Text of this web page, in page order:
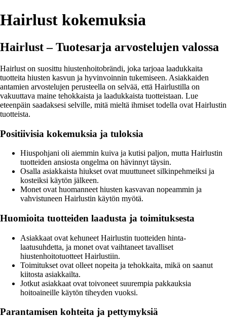
Hairlust kokemuksia
Hairlust – Tuotesarja arvostelujen valossa
Hairlust on suosittu hiustenhoitobrändi, joka tarjoaa laadukkaita
tuotteita hiusten kasvun ja hyvinvoinnin tukemiseen. Asiakkaiden
antamien arvostelujen perusteella on selvää, että Hairlustilla on
vakuuttava maine tehokkaista ja laadukkaista tuotteistaan. Lue
eteenpäin saadaksesi selville, mitä mieltä ihmiset todella ovat Hairlustin
tuotteista.
Positiivisia kokemuksia ja tuloksia
Hiuspohjani oli aiemmin kuiva ja kutisi paljon, mutta Hairlustin
tuotteiden ansiosta ongelma on hävinnyt täysin.
Osalla asiakkaista hiukset ovat muuttuneet silkinpehmeiksi ja
kosteiksi käytön jälkeen.
Monet ovat huomanneet hiusten kasvavan nopeammin ja
vahvistuneen Hairlustin käytön myötä.
Huomioita tuotteiden laadusta ja toimituksesta
Asiakkaat ovat kehuneet Hairlustin tuotteiden hinta-
laatusuhdetta, ja monet ovat vaihtaneet tavalliset
hiustenhoitotuotteet Hairlustiin.
Toimitukset ovat olleet nopeita ja tehokkaita, mikä on saanut
kiitosta asiakkailta.
Jotkut asiakkaat ovat toivoneet suurempia pakkauksia
hoitoaineille käytön tiheyden vuoksi.
Parantamisen kohteita ja pettymyksiä